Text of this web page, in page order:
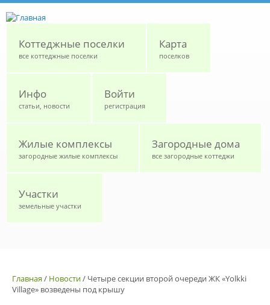
Коттеджные поселки
все коттеджные поселки
Карта
поселков
Инфо
статьи, новости
Войти
регистрация
Жилые комплексы
загородные жилые комплексы
Загородные дома
все загородные коттеджи
Участки
земельные участки
Главная / Новости/ Четыре секции второй очереди ЖК «Yolkki
Village» возведены под крышу